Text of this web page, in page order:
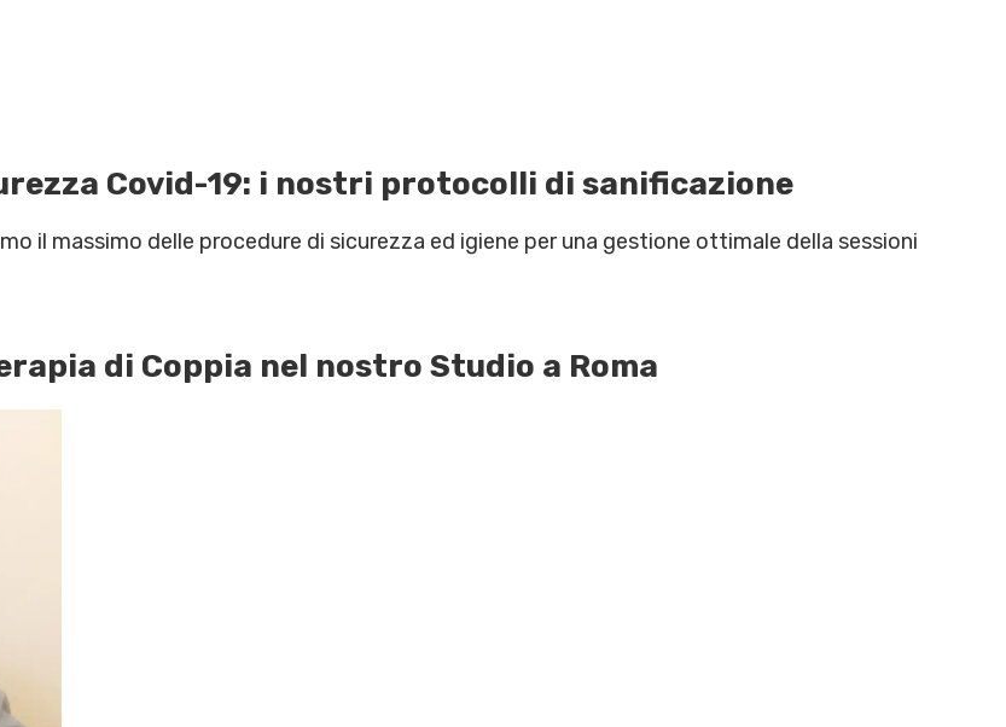
Covid-19: i nostri protocolli di sanificazione
il massimo delle procedure di sicurezza ed igiene per una gestione ottimale della sessioni
di Coppia nel nostro Studio a Roma